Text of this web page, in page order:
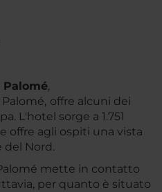
Palomé,
offre alcuni dei
L'hotel sorge a 1.751
offre agli ospiti una vista
del Nord.
mette in contatto
per quanto è situato